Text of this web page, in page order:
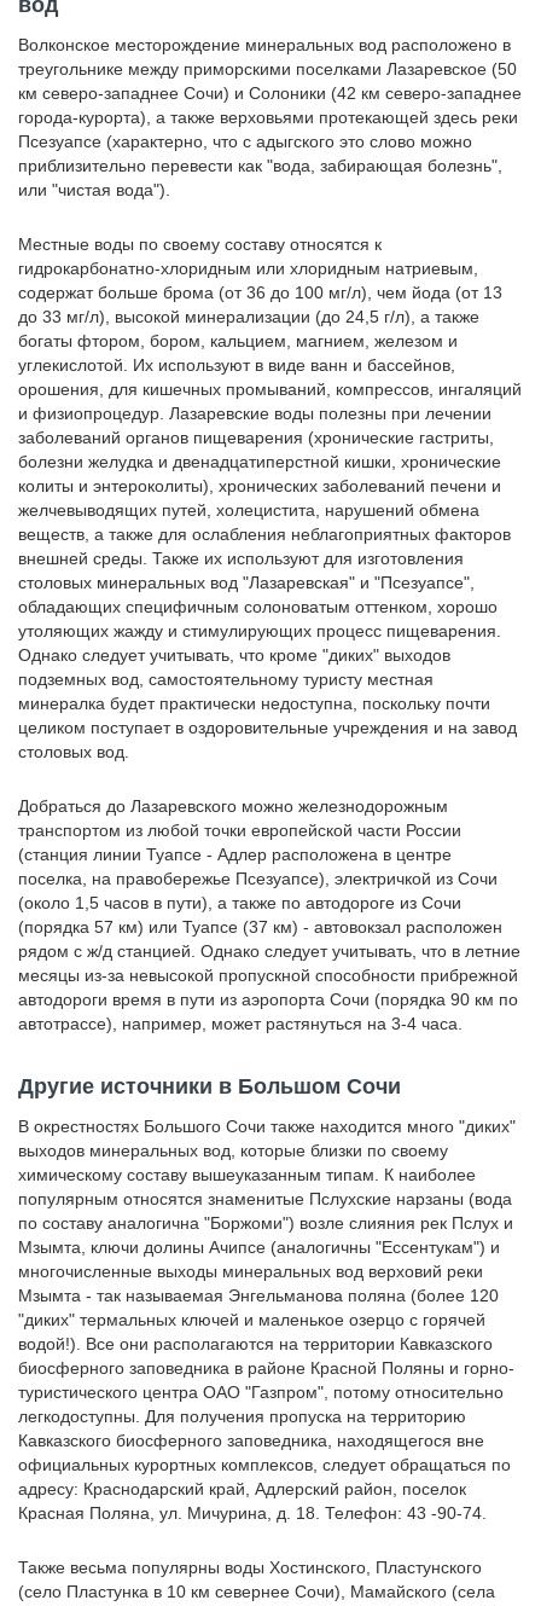
вод
Волконское месторождение минеральных вод расположено в
треугольнике между приморскими поселками Лазаревское (50
км северо-западнее Сочи) и Солоники (42 км северо-западнее
города-курорта), а также верховьями протекающей здесь реки
Псезуапсе (характерно, что с адыгского это слово можно
приблизительно перевести как "вода, забирающая болезнь",
или "чистая вода").
Местные воды по своему составу относятся к
гидрокарбонатно-хлоридным или хлоридным натриевым,
содержат больше брома (от 36 до 100 мг/л), чем йода (от 13
до 33 мг/л), высокой минерализации (до 24,5 г/л), а также
богаты фтором, бором, кальцием, магнием, железом и
углекислотой. Их используют в виде ванн и бассейнов,
орошения, для кишечных промываний, компрессов, ингаляций
и физиопроцедур. Лазаревские воды полезны при лечении
заболеваний органов пищеварения (хронические гастриты,
болезни желудка и двенадцатиперстной кишки, хронические
колиты и энтероколиты), хронических заболеваний печени и
желчевыводящих путей, холецистита, нарушений обмена
веществ, а также для ослабления неблагоприятных факторов
внешней среды. Также их используют для изготовления
столовых минеральных вод "Лазаревская" и "Псезуапсе",
обладающих специфичным солоноватым оттенком, хорошо
утоляющих жажду и стимулирующих процесс пищеварения.
Однако следует учитывать, что кроме "диких" выходов
подземных вод, самостоятельному туристу местная
минералка будет практически недоступна, поскольку почти
целиком поступает в оздоровительные учреждения и на завод
столовых вод.
Добраться до Лазаревского можно железнодорожным
транспортом из любой точки европейской части России
(станция линии Туапсе - Адлер расположена в центре
поселка, на правобережье Псезуапсе), электричкой из Сочи
(около 1,5 часов в пути), а также по автодороге из Сочи
(порядка 57 км) или Туапсе (37 км) - автовокзал расположен
рядом с ж/д станцией. Однако следует учитывать, что в летние
месяцы из-за невысокой пропускной способности прибрежной
автодороги время в пути из аэропорта Сочи (порядка 90 км по
автотрассе), например, может растянуться на 3-4 часа.
Другие источники в Большом Сочи
В окрестностях Большого Сочи также находится много "диких"
выходов минеральных вод, которые близки по своему
химическому составу вышеуказанным типам. К наиболее
популярным относятся знаменитые Пслухские нарзаны (вода
по составу аналогична "Боржоми") возле слияния рек Пслух и
Мзымта, ключи долины Ачипсе (аналогичны "Ессентукам") и
многочисленные выходы минеральных вод верховий реки
Мзымта - так называемая Энгельманова поляна (более 120
"диких" термальных ключей и маленькое озерцо с горячей
водой!). Все они располагаются на территории Кавказского
биосферного заповедника в районе Красной Поляны и горно-
туристического центра ОАО "Газпром", потому относительно
легкодоступны. Для получения пропуска на территорию
Кавказского биосферного заповедника, находящегося вне
официальных курортных комплексов, следует обращаться по
адресу: Краснодарский край, Адлерский район, поселок
Красная Поляна, ул. Мичурина, д. 18. Телефон: 43 -90-74.
Также весьма популярны воды Хостинского, Пластунского
(село Пластунка в 10 км севернее Сочи), Мамайского (села